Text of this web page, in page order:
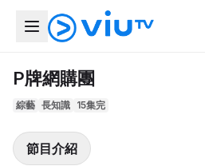
P牌網購團
綜藝 長知識 15集完
節目介紹